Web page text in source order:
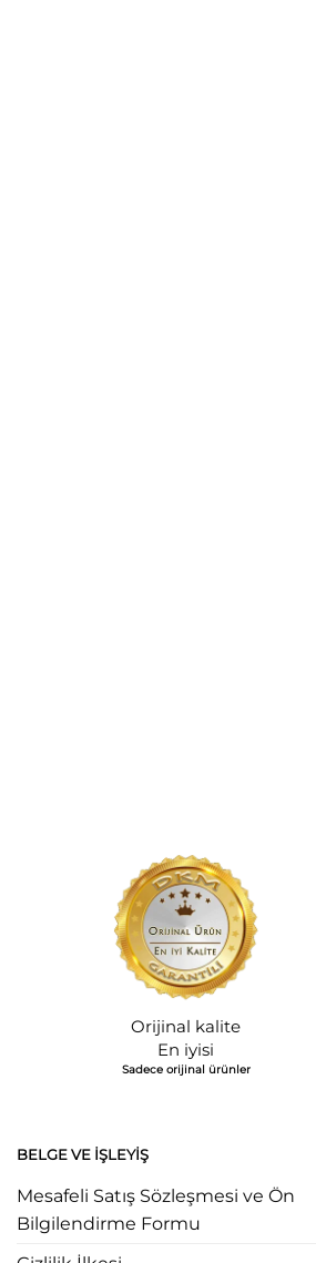
Orijinal kalite
En iyisi
Sadece orijinal ürünler
BELGE VE İŞLEYIŞ
Mesafeli Satış Sözleşmesi ve Ön
Bilgilendirme Formu